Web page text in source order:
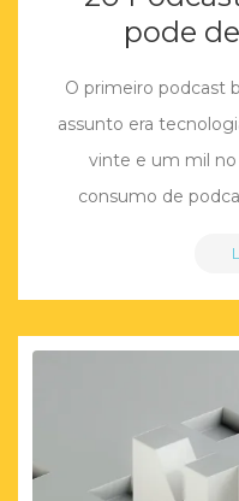
pode
O primeiro podcast
assunto era
vinte e um mil
consumo de